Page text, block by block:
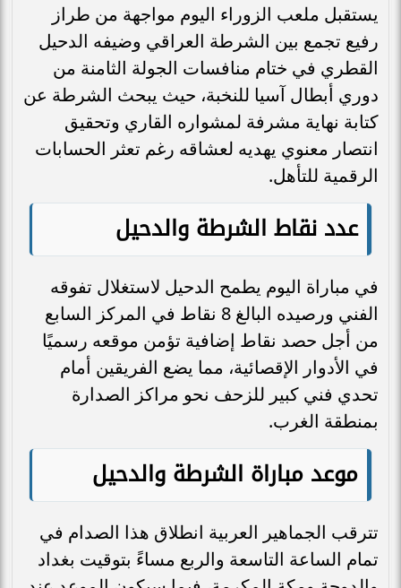
يستقبل ملعب الزوراء اليوم مواجهة من طراز
رفيع تجمع بين الشرطة العراقي وضيفه الدحيل
القطري في ختام منافسات الجولة الثامنة من
دوري أبطال آسيا للنخبة، حيث يبحث الشرطة عن
كتابة نهاية مشرفة لمشواره القاري وتحقيق
انتصار معنوي يهديه لعشاقه رغم تعثر الحسابات
الرقمية للتأهل.
عدد نقاط الشرطة والدحيل
في مباراة اليوم يطمح الدحيل لاستغلال تفوقه
الفني ورصيده البالغ 8 نقاط في المركز السابع
من أجل حصد نقاط إضافية تؤمن موقعه رسميًا
في الأدوار الإقصائية، مما يضع الفريقين أمام
تحدي فني كبير للزحف نحو مراكز الصدارة
بمنطقة الغرب.
موعد مباراة الشرطة والدحيل
تترقب الجماهير العربية انطلاق هذا الصدام في
تمام الساعة التاسعة والربع مساءً بتوقيت بغداد